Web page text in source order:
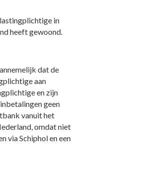
in
heeft gewoond.
dat de
aan
en zijn
geen
vanuit het
omdat niet
via Schiphol en een